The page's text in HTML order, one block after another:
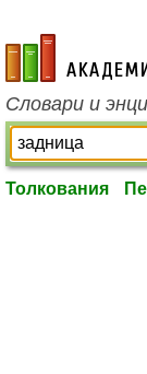
academic.ru
Словари и
Толкования